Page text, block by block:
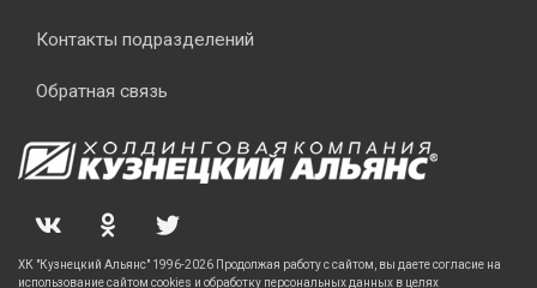
Контакты подразделений
Обратная связь
ХК "Кузнецкий Альянс" 1996-2026 Продолжая работу с сайтом, вы даете согласие на
использование сайтом cookies и обработку персональных данных в целях